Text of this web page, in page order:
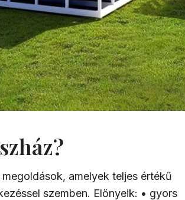
amelyek teljes értékű
szemben. Előnyeik: • gyors